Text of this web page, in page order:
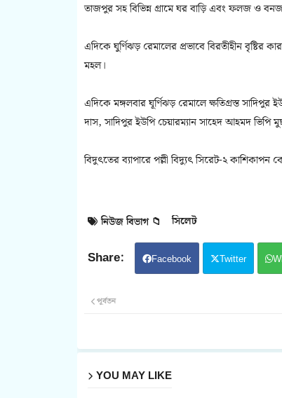
তাজপুর সহ বিভিন্ন গ্রামে ঘর বাড়ি এবং ফলজ ও বনজ
এদিকে ঘুর্ণিঝড় রেমালের প্রভাবে বিরতীহীন
মহল।
এদিকে মঙ্গলবার ঘূর্ণিঝড় রেমালে ক্ষতিগ্রস্ত সাদিপুর
দাস, সাদিপুর ইউপি চেয়ারম্যান সাহেদ আহমদ
বিদুৎতের ব্যাপারে পল্লী বিদ্যুৎ সিরেট-২
নিউজ বিভাগ 📁 সিলেট
Facebook Twitter
পূর্বতন
YOU MAY LIKE